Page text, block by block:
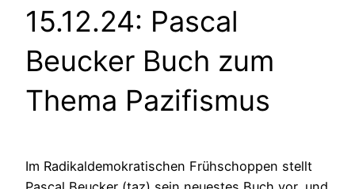
15.12.24: Pascal
Beucker Buch zum
Thema Pazifismus
Im Radikaldemokratischen Frühschoppen stellt